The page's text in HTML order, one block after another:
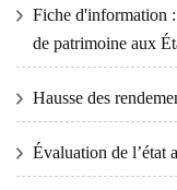
Fiche d'information
de patrimoine aux
Hausse des
Évaluation de l’état